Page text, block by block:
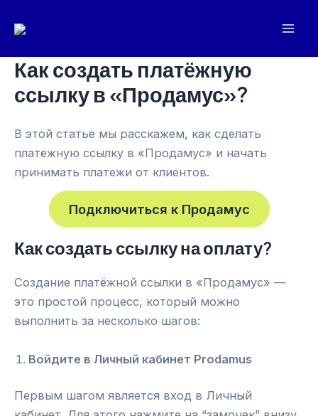
Как создать платёжную
ссылку в «Продамус»?
В этой статье мы расскажем, как сделать
платёжную ссылку в «Продамус» и начать
принимать платежи от клиентов.
Подключиться к Продамус
Как создать ссылку на оплату?
Создание платёжной ссылки в «Продамус» —
это простой процесс, который можно
выполнить за несколько шагов:
Войдите в Личный кабинет Prodamus
Первым шагом является вход в Личный